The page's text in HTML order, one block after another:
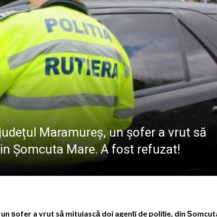
sărbătorită în Baia Sprie pe 14-15 august – paradă
voluntari pentru proiectul „Sprijin pentru seniorii
al A.F.C. Progresul Baia Mare s-a mărit: Vasile Mariș
la întâlnirea de lucru dedicată literației timpurii,
BREB
VOLUNTARIAT
Maramureș, un șofer a vrut să
Șomcuta Mare. A fost refuzat!
șofer a vrut să mituiască doi agenți de poliție, din